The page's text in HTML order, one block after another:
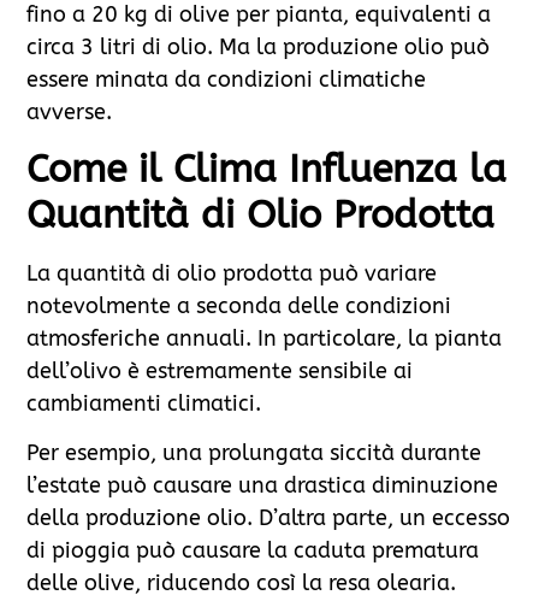
fino a 20 kg di olive per pianta, equivalenti a
circa 3 litri di olio. Ma la produzione olio può
essere minata da condizioni climatiche
avverse.
Come il Clima Influenza la
Quantità di Olio Prodotta
La quantità di olio prodotta può variare
notevolmente a seconda delle condizioni
atmosferiche annuali. In particolare, la pianta
dell’olivo è estremamente sensibile ai
cambiamenti climatici.
Per esempio, una prolungata siccità durante
l’estate può causare una drastica diminuzione
della produzione olio. D’altra parte, un eccesso
di pioggia può causare la caduta prematura
delle olive, riducendo così la resa olearia.